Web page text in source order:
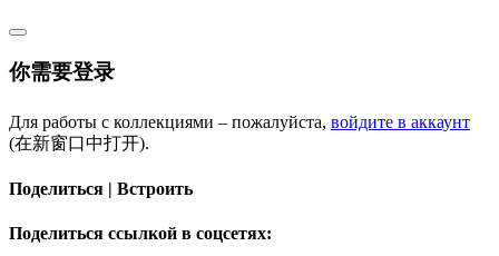
你需要登录
Для работы с коллекциями – пожалуйста, войдите в аккаунт
(在新窗口中打开).
Поделиться | Встроить
Поделиться ссылкой в соцсетях: